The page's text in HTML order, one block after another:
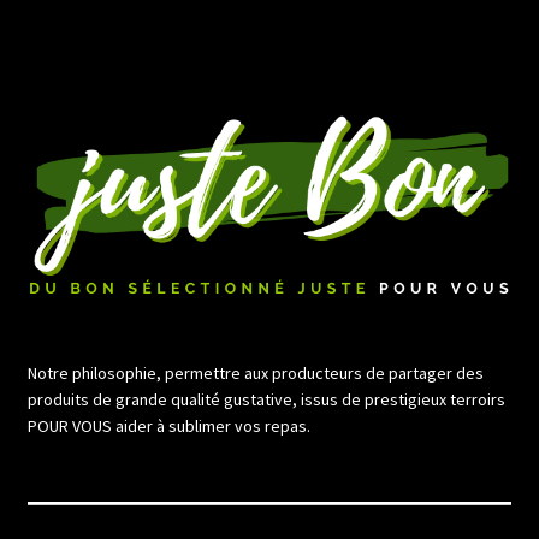
Notre philosophie, permettre aux producteurs de partager des
produits de grande qualité gustative, issus de prestigieux terroirs
POUR VOUS aider à sublimer vos repas.